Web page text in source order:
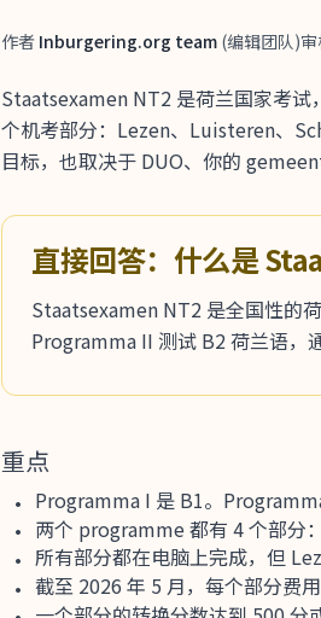
作者
作者 Inburgering.org team (编辑团队)
Staatsexamen NT2 是荷兰国家考
个机考部分：Lezen、Luisteren、
目标，也取决于 DUO、你的
直接回答：什么是
Staatsexamen NT2 是全国性的
Programma II 测试 B2 荷兰语，
重点
Programma I 是 B1。
两个 programme 都有 4 个部分
所有部分都在电脑上完成，但
截至 2026 年 5 月，每个部分费